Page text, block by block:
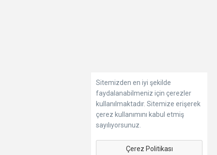
Sitemizden en iyi şekilde
faydalanabilmeniz için çerezler
kullanılmaktadır. Sitemize erişerek
çerez kullanımını kabul etmiş
sayılıyorsunuz.
Çerez Politikası